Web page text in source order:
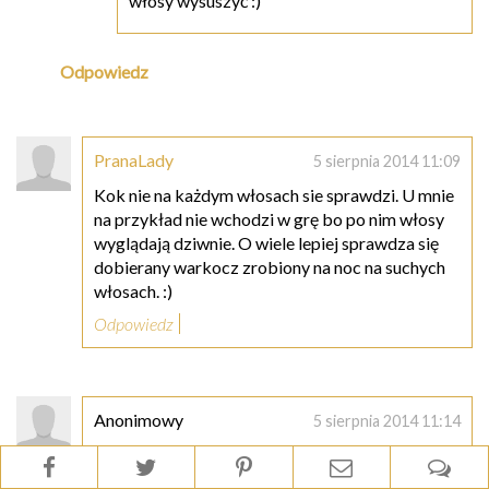
Odpowiedz
PranaLady 5 sierpnia 2014 11:09
Kok nie na każdym włosach sie sprawdzi. U mnie
na przykład nie wchodzi w grę bo po nim włosy
wyglądają dziwnie. O wiele lepiej sprawdza się
dobierany warkocz zrobiony na noc na suchych
włosach. :)
Odpowiedz
Anonimowy 5 sierpnia 2014 11:14
Klaudia ma alternatywę - wiązanie włosów do
snu. A co ma zrobić osoba z krótkimi włosami do